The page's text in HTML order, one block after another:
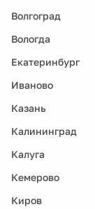
Волгоград
Вологда
Екатеринбург
Иваново
Казань
Калининград
Калуга
Кемерово
Киров